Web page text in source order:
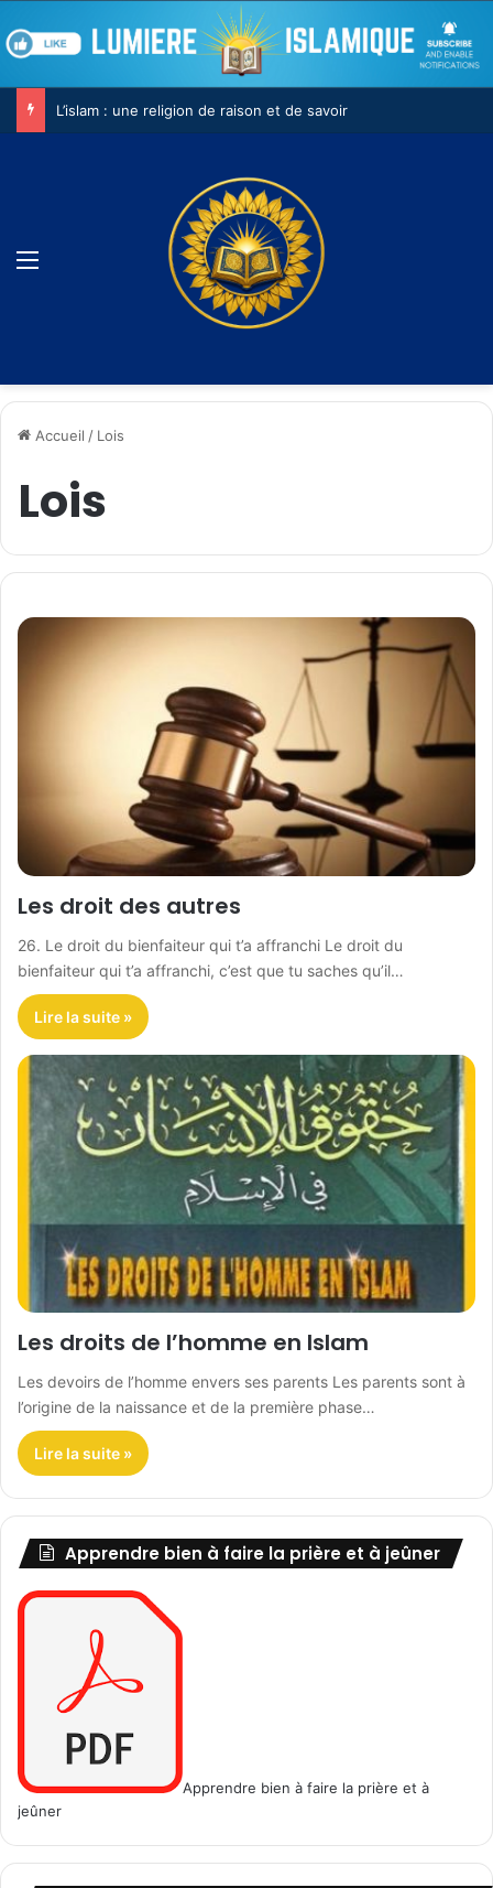
L’islam : une religion de raison et de savoir
Accueil / Lois
Lois
Les droit des autres
26. Le droit du bienfaiteur qui t’a affranchi Le droit du
bienfaiteur qui t’a affranchi, c’est que tu saches qu’il…
Lire la suite »
Les droits de l’homme en Islam
Les devoirs de l’homme envers ses parents Les parents sont à
l’origine de la naissance et de la première phase…
Lire la suite »
Apprendre bien à faire la prière et à jeûner
Apprendre bien à faire la prière et à
jeûner